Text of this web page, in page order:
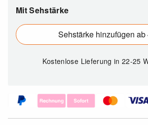
Mit Sehstärke
Sehstärke hinzufügen ab
Kostenlose Lieferungin 22-25